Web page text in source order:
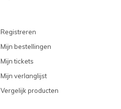
Registreren
Mijn bestellingen
Mijn tickets
Mijn verlanglijst
Vergelijk producten